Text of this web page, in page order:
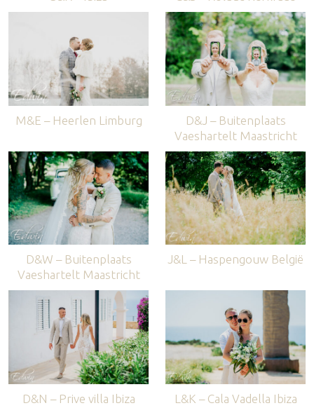
M&E – Heerlen Limburg
D&J – Buitenplaats
Vaeshartelt Maastricht
D&W – Buitenplaats
Vaeshartelt Maastricht
J&L – Haspengouw België
D&N – Prive villa Ibiza L&K – Cala Vadella Ibiza